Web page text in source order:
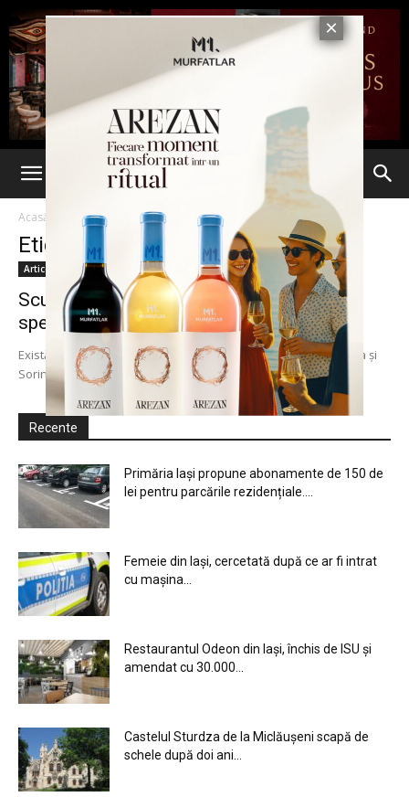
Acasă Etichete Fancisc Cristodorescu
Etichetă: Fancisc Cristodorescu
Articole
Scufundarea lui Eva. Secretele celui mai
spectaculos caz din Justiția locală,...
Există indicii că debarcarea a doi procurori DNA Iaşi, Emilian Eva şi
Sorin Călin, a avut drept cauză modul în care au lucrat într-un...
Recente
Primăria Iași propune abonamente de 150 de
lei pentru parcările rezidențiale....
Femeie din Iași, cercetată după ce ar fi intrat
cu mașina...
Restaurantul Odeon din Iași, închis de ISU și
amendat cu 30.000...
Castelul Sturdza de la Miclăușeni scapă de
schele după doi ani...